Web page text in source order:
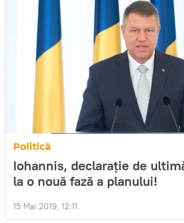
Politică
Iohannis, declarație de
la o nouă fază a planului!
15 Mai 2019, 12:11